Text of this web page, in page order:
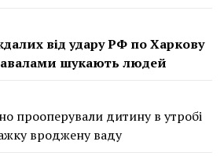
від удару РФ по Харкову
шукають людей
прооперували дитину в утробі
вроджену ваду